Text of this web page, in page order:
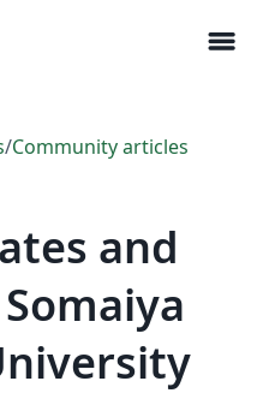
menu
/Community articles
and